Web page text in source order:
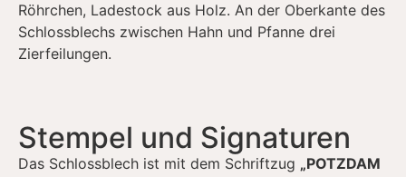
Röhrchen, Ladestock aus Holz. An der Oberkante des
Schlossblechs zwischen Hahn und Pfanne drei
Zierfeilungen.
Stempel und Signaturen
Das Schlossblech ist mit dem Schriftzug „POTZDAM